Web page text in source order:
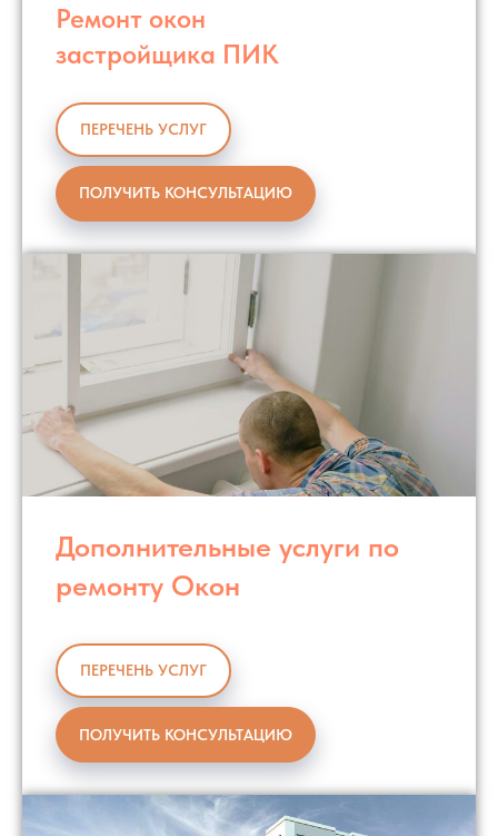
Ремонт окон
застройщика ПИК
ПЕРЕЧЕНЬ УСЛУГ
ПОЛУЧИТЬ КОНСУЛЬТАЦИЮ
Дополнительные услуги по
ремонту Окон
ПЕРЕЧЕНЬ УСЛУГ
ПОЛУЧИТЬ КОНСУЛЬТАЦИЮ